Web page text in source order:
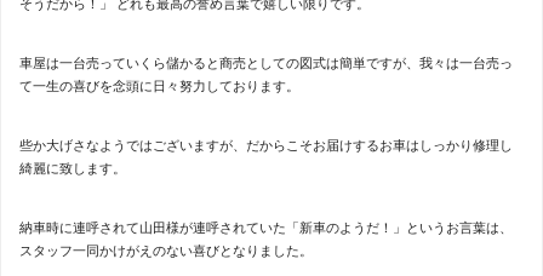
そうだから！」 どれも最高の誉め言葉で嬉しい限りです。
車屋は一台売っていくら儲かると商売としての図式は簡単ですが、我々は一台売っ
て一生の喜びを念頭に日々努力しております。
些か大げさなようではございますが、だからこそお届けするお車はしっかり修理し
綺麗に致します。
納車時に連呼されて山田様が連呼されていた「新車のようだ！」というお言葉は、
スタッフ一同かけがえのない喜びとなりました。